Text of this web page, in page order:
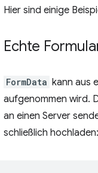
Hier sind einige
Echte
FormData kann aus
aufgenommen wird.
an einen Server
schließlich hochladen: